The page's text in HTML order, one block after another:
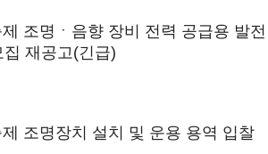
조명ㆍ음향 장비 전력 공급용 발전
재공고(긴급)
조명장치 설치 및 운용 용역 입찰